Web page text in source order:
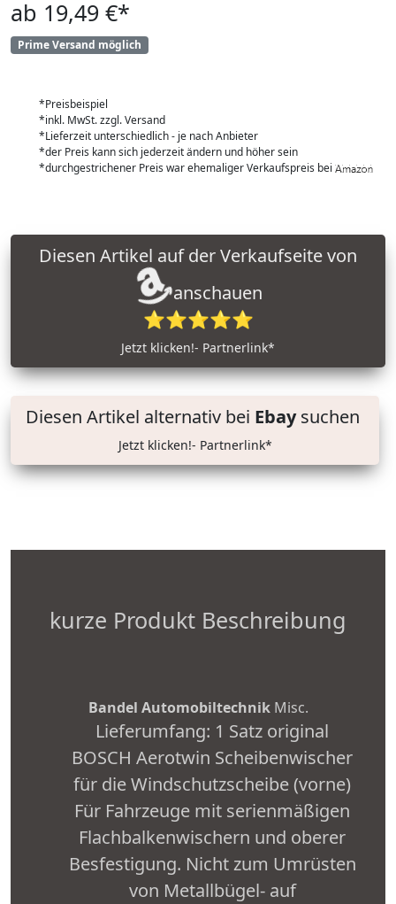
ab 19,49 €*
Prime Versand möglich
*Preisbeispiel
*inkl. MwSt. zzgl. Versand
*Lieferzeit unterschiedlich - je nach Anbieter
*der Preis kann sich jederzeit ändern und höher sein
*durchgestrichener Preis war ehemaliger Verkaufspreis bei
anschauen
⭐⭐⭐⭐⭐
Jetzt klicken!- Partnerlink*
Diesen Artikel alternativ bei Ebaysuchen
Jetzt klicken!- Partnerlink*
kurze Produkt Beschreibung
Bandel AutomobiltechnikMisc.
Lieferumfang: 1 Satz original
BOSCH Aerotwin Scheibenwischer
für die Windschutzscheibe (vorne)
Für Fahrzeuge mit serienmäßigen
Flachbalkenwischern und oberer
Besfestigung. Nicht zum Umrüsten
von Metallbügel- auf